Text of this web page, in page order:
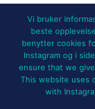
NYHETER
ARRANGEMENTER OG
Vi bruker
beste
benytter cookies
Instagram og i
ensure that we
This website uses
with